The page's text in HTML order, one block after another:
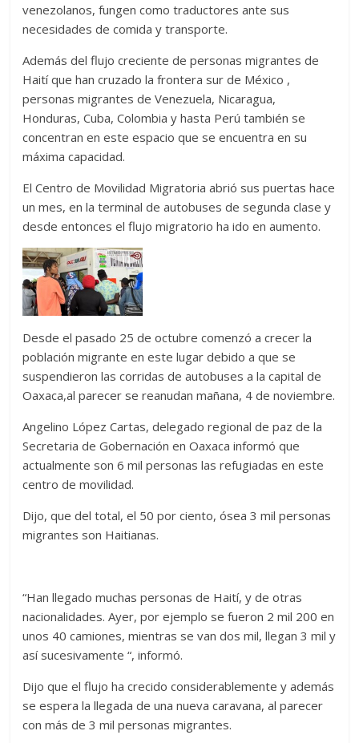
venezolanos, fungen como traductores ante sus
necesidades de comida y transporte.
Además del flujo creciente de personas migrantes de
Haití que han cruzado la frontera sur de México ,
personas migrantes de Venezuela, Nicaragua,
Honduras, Cuba, Colombia y hasta Perú también se
concentran en este espacio que se encuentra en su
máxima capacidad.
El Centro de Movilidad Migratoria abrió sus puertas hace
un mes, en la terminal de autobuses de segunda clase y
desde entonces el flujo migratorio ha ido en aumento.
Desde el pasado 25 de octubre comenzó a crecer la
población migrante en este lugar debido a que se
suspendieron las corridas de autobuses a la capital de
Oaxaca,al parecer se reanudan mañana, 4 de noviembre.
Angelino López Cartas, delegado regional de paz de la
Secretaria de Gobernación en Oaxaca informó que
actualmente son 6 mil personas las refugiadas en este
centro de movilidad.
Dijo, que del total, el 50 por ciento, ósea 3 mil personas
migrantes son Haitianas.
“Han llegado muchas personas de Haití, y de otras
nacionalidades. Ayer, por ejemplo se fueron 2 mil 200 en
unos 40 camiones, mientras se van dos mil, llegan 3 mil y
así sucesivamente “, informó.
Dijo que el flujo ha crecido considerablemente y además
se espera la llegada de una nueva caravana, al parecer
con más de 3 mil personas migrantes.